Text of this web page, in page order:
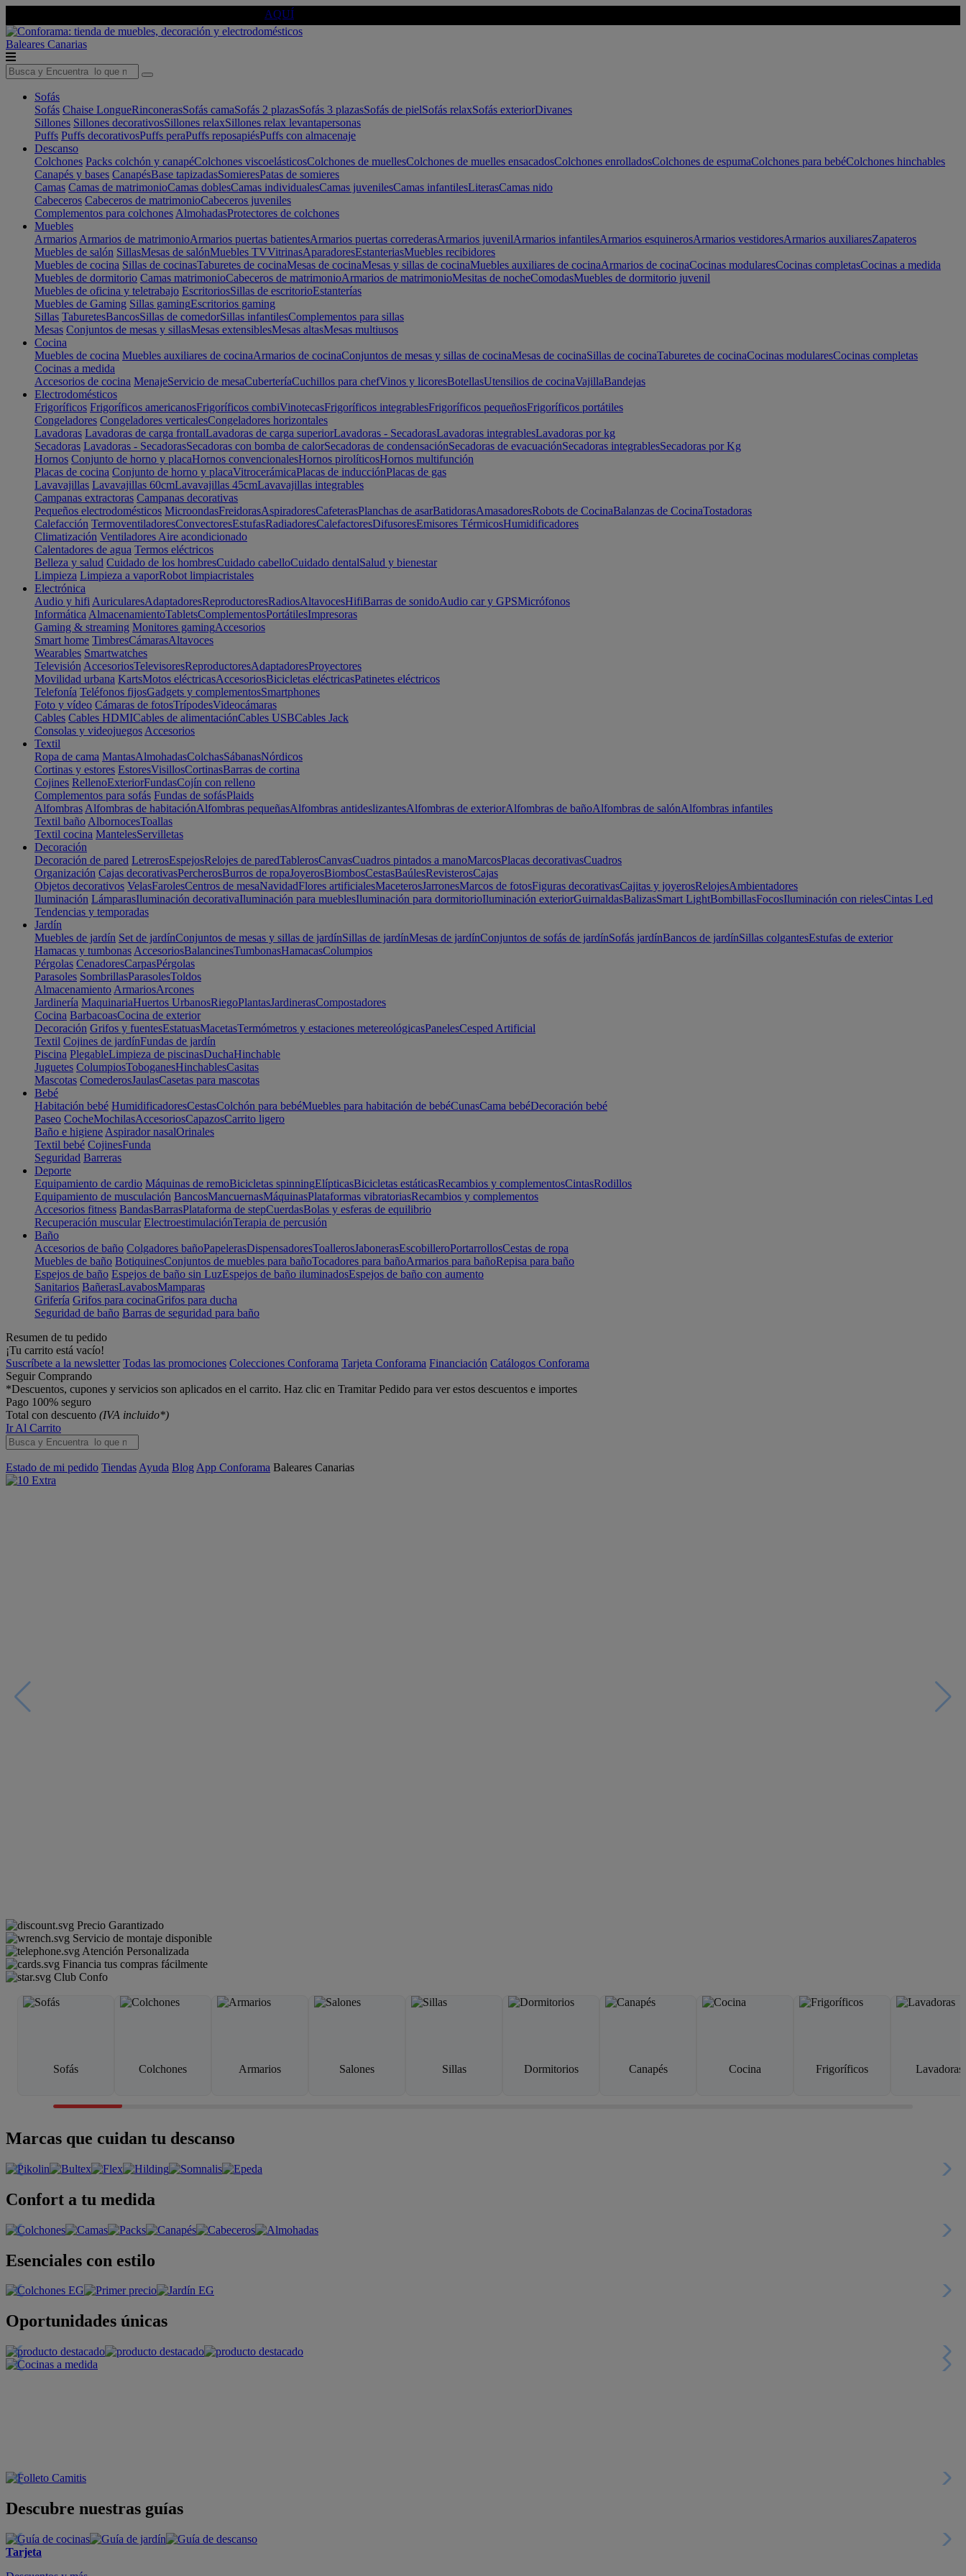
AQUÍ
Baleares Canarias
Sofás
Sofás Chaise LongueRinconerasSofás camaSofás 2 plazasSofás 3 plazasSofás de pielSofás relaxSofás exteriorDivanes
Sillones Sillones decorativosSillones relaxSillones relax levantapersonas
Puffs Puffs decorativosPuffs peraPuffs reposapiésPuffs con almacenaje
Descanso
Colchones Packs colchón y canapéColchones viscoelásticosColchones de muellesColchones de muelles ensacadosColchones enrolladosColchones de espumaColchones para bebéColchones hinchables
Canapés y bases CanapésBase tapizadasSomieresPatas de somieres
Camas Camas de matrimonioCamas doblesCamas individualesCamas juvenilesCamas infantilesLiterasCamas nido
Cabeceros Cabeceros de matrimonioCabeceros juveniles
Complementos para colchones AlmohadasProtectores de colchones
Muebles
Armarios Armarios de matrimonioArmarios puertas batientesArmarios puertas correderasArmarios juvenilArmarios infantilesArmarios esquinerosArmarios vestidoresArmarios auxiliaresZapateros
Muebles de salón SillasMesas de salónMuebles TVVitrinasAparadoresEstanteriasMuebles recibidores
Muebles de cocina Sillas de cocinasTaburetes de cocinaMesas de cocinaMesas y sillas de cocinaMuebles auxiliares de cocinaArmarios de cocinaCocinas modularesCocinas completasCocinas a medida
Muebles de dormitorio Camas matrimonioCabeceros de matrimonioArmarios de matrimonioMesitas de nocheComodasMuebles de dormitorio juvenil
Muebles de oficina y teletrabajo EscritoriosSillas de escritorioEstanterías
Muebles de Gaming Sillas gamingEscritorios gaming
Sillas TaburetesBancosSillas de comedorSillas infantilesComplementos para sillas
Mesas Conjuntos de mesas y sillasMesas extensiblesMesas altasMesas multiusos
Cocina
Muebles de cocina Muebles auxiliares de cocinaArmarios de cocinaConjuntos de mesas y sillas de cocinaMesas de cocinaSillas de cocinaTaburetes de cocinaCocinas modularesCocinas completas
Cocinas a medida
Accesorios de cocina MenajeServicio de mesaCuberteríaCuchillos para chefVinos y licoresBotellasUtensilios de cocinaVajillaBandejas
Electrodomésticos
Frigoríficos Frigoríficos americanosFrigoríficos combiVinotecasFrigoríficos integrablesFrigoríficos pequeñosFrigoríficos portátiles
Congeladores Congeladores verticalesCongeladores horizontales
Lavadoras Lavadoras de carga frontalLavadoras de carga superiorLavadoras - SecadorasLavadoras integrablesLavadoras por kg
Secadoras Lavadoras - SecadorasSecadoras con bomba de calorSecadoras de condensaciónSecadoras de evacuaciónSecadoras integrablesSecadoras por Kg
Hornos Conjunto de horno y placaHornos convencionalesHornos pirolíticosHornos multifunción
Placas de cocina Conjunto de horno y placaVitrocerámicaPlacas de inducciónPlacas de gas
Lavavajillas Lavavajillas 60cmLavavajillas 45cmLavavajillas integrables
Campanas extractoras Campanas decorativas
Pequeños electrodomésticos MicroondasFreidorasAspiradoresCafeterasPlanchas de asarBatidorasAmasadoresRobots de CocinaBalanzas de CocinaTostadoras
Calefacción TermoventiladoresConvectoresEstufasRadiadoresCalefactoresDifusoresEmisores TérmicosHumidificadores
Climatización Ventiladores Aire acondicionado
Calentadores de agua Termos eléctricos
Belleza y salud Cuidado de los hombresCuidado cabelloCuidado dentalSalud y bienestar
Limpieza Limpieza a vaporRobot limpiacristales
Electrónica
Audio y hifi AuricularesAdaptadoresReproductoresRadiosAltavocesHifiBarras de sonidoAudio car y GPSMicrófonos
Informática AlmacenamientoTabletsComplementosPortátilesImpresoras
Gaming & streaming Monitores gamingAccesorios
Smart home TimbresCámarasAltavoces
Wearables Smartwatches
Televisión AccesoriosTelevisoresReproductoresAdaptadoresProyectores
Movilidad urbana KartsMotos eléctricasAccesoriosBicicletas eléctricasPatinetes eléctricos
Telefonía Teléfonos fijosGadgets y complementosSmartphones
Foto y vídeo Cámaras de fotosTrípodesVideocámaras
Cables Cables HDMICables de alimentaciónCables USBCables Jack
Consolas y videojuegos Accesorios
Textil
Ropa de cama MantasAlmohadasColchasSábanasNórdicos
Cortinas y estores EstoresVisillosCortinasBarras de cortina
Cojines RellenoExteriorFundasCojín con relleno
Complementos para sofás Fundas de sofásPlaids
Alfombras Alfombras de habitaciónAlfombras pequeñasAlfombras antideslizantesAlfombras de exteriorAlfombras de bañoAlfombras de salónAlfombras infantiles
Textil baño AlbornocesToallas
Textil cocina MantelesServilletas
Decoración
Decoración de pared LetrerosEspejosRelojes de paredTablerosCanvasCuadros pintados a manoMarcosPlacas decorativasCuadros
Organización Cajas decorativasPercherosBurros de ropaJoyerosBiombosCestasBaúlesRevisterosCajas
Objetos decorativos VelasFarolesCentros de mesaNavidadFlores artificialesMaceterosJarronesMarcos de fotosFiguras decorativasCajitas y joyerosRelojesAmbientadores
Iluminación LámparasIluminación decorativaIluminación para mueblesIluminación para dormitorioIluminación exteriorGuirnaldasBalizasSmart LightBombillasFocosIluminación con rielesCintas Led
Tendencias y temporadas
Jardín
Muebles de jardín Set de jardínConjuntos de mesas y sillas de jardínSillas de jardínMesas de jardínConjuntos de sofás de jardínSofás jardínBancos de jardínSillas colgantesEstufas de exterior
Hamacas y tumbonas AccesoriosBalancinesTumbonasHamacasColumpios
Pérgolas CenadoresCarpasPérgolas
Parasoles SombrillasParasolesToldos
Almacenamiento ArmariosArcones
Jardinería MaquinariaHuertos UrbanosRiegoPlantasJardinerasCompostadores
Cocina BarbacoasCocina de exterior
Decoración Grifos y fuentesEstatuasMacetasTermómetros y estaciones metereológicasPanelesCesped Artificial
Textil Cojines de jardínFundas de jardín
Piscina PlegableLimpieza de piscinasDuchaHinchable
Juguetes ColumpiosToboganesHinchablesCasitas
Mascotas ComederosJaulasCasetas para mascotas
Bebé
Habitación bebé HumidificadoresCestasColchón para bebéMuebles para habitación de bebéCunasCama bebéDecoración bebé
Paseo CocheMochilasAccesoriosCapazosCarrito ligero
Baño e higiene Aspirador nasalOrinales
Textil bebé CojinesFunda
Seguridad Barreras
Deporte
Equipamiento de cardio Máquinas de remoBicicletas spinningElípticasBicicletas estáticasRecambios y complementosCintasRodillos
Equipamiento de musculación BancosMancuernasMáquinasPlataformas vibratoriasRecambios y complementos
Accesorios fitness BandasBarrasPlataforma de stepCuerdasBolas y esferas de equilibrio
Recuperación muscular ElectroestimulaciónTerapia de percusión
Baño
Accesorios de baño Colgadores bañoPapelerasDispensadoresToallerosJabonerasEscobilleroPortarrollosCestas de ropa
Muebles de baño BotiquinesConjuntos de muebles para bañoTocadores para bañoArmarios para bañoRepisa para baño
Espejos de baño Espejos de baño sin LuzEspejos de baño iluminadosEspejos de baño con aumento
Sanitarios BañerasLavabosMamparas
Grifería Grifos para cocinaGrifos para ducha
Seguridad de baño Barras de seguridad para baño
Resumen de tu pedido
¡Tu carrito está vacío!
Suscríbete a la newsletter Todas las promociones Colecciones Conforama Tarjeta Conforama Financiación Catálogos Conforama
Seguir Comprando
*Descuentos, cupones y servicios son aplicados en el carrito. Haz clic en Tramitar Pedido para ver estos descuentos e importes
Pago 100% seguro
Total con descuento (IVA incluido*)
Ir Al Carrito
Estado de mi pedido Tiendas Ayuda Blog App Conforama Baleares Canarias
Precio Garantizado
Servicio de montaje disponible
Atención Personalizada
Financia tus compras fácilmente
Club Confo
Sofás Colchones Armarios Salones Sillas Dormitorios Canapés Cocina Frigoríficos Lavadoras
Marcas que cuidan tu descanso
Confort a tu medida
Esenciales con estilo
Oportunidades únicas
Descubre nuestras guías
Tarjeta